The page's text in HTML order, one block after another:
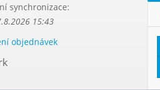
synchronizace:
15:43
objednávek